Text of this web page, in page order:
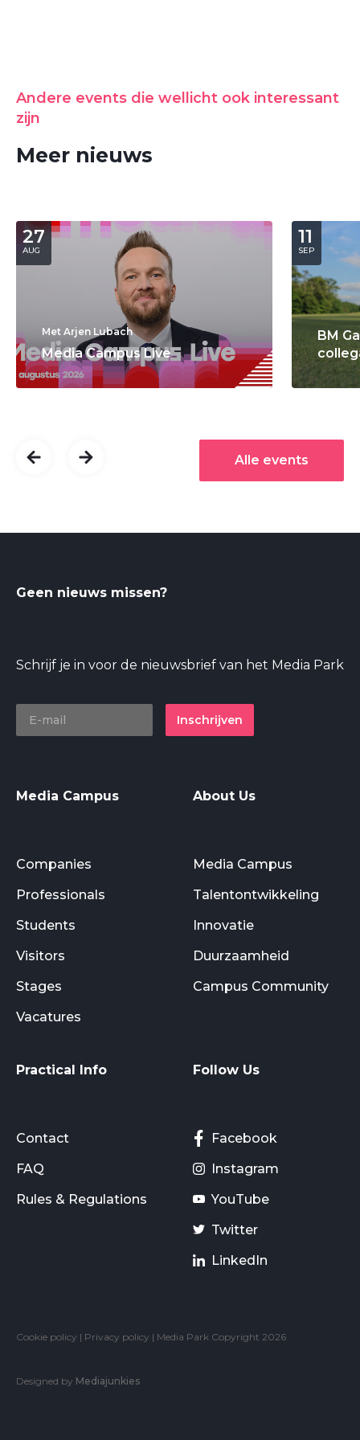
Andere events die wellicht ook interessant
zijn
Meer nieuws
27
AUG
Met Arjen Lubach
Media Campus Live
11
SEP
BM
Alle events
Geen nieuws missen?
Schrijf je in voor de nieuwsbrief van het Media Park
Inschrijven
Media Campus
Companies
Professionals
Students
Visitors
Stages
Vacatures
About Us
Media Campus
Talentontwikkeling
Innovatie
Duurzaamheid
Campus Community
Practical Info
Contact
FAQ
Rules & Regulations
Follow Us
Facebook
Instagram
YouTube
Twitter
LinkedIn
Cookie policy | Privacy policy | Media Park Copyright 2026
Designed by Mediajunkies